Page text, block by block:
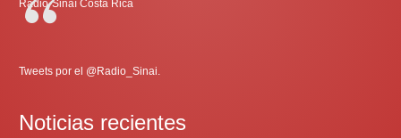
Radio-Sinaí Costa Rica
Tweets por el @Radio_Sinai.
Noticias recientes